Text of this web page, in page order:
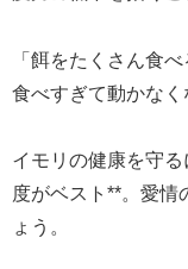
「餌をたくさん食
食べすぎて動かな
イモリの健康を守る
度がベスト**。愛情
ょう。